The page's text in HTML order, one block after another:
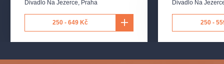
Ondřej Dvořák
Role: Frederik
Divadlo Na Jezerce Praha
250 - 649 Kč
Divadlo Na
250 -